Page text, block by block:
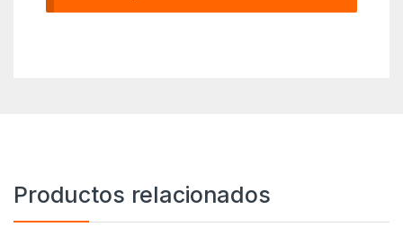
Productos relacionados